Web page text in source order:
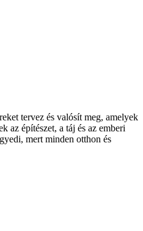
tervez és valósít meg, amelyek
az építészet, a táj és az emberi
mert minden otthon és